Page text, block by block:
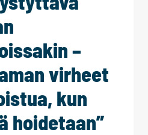
–
virheet
kun
hoidetaan”